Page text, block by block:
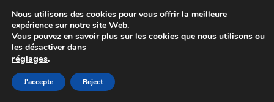
Colissimo livraison à partir de 7 EUR
Du lundi au vendredi de 9 h à 16 h
Aller
à
Aller
au
Nous utilisons des cookies pour vous offrir la meilleure
expérience sur notre site Web.
Vous pouvez en savoir plus sur les cookies que nous utilisons ou
les désactiver dans
réglages.
J'accepte Reject